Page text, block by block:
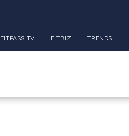
FITPASS TV FITBIZ TRENDS